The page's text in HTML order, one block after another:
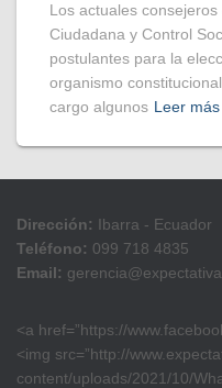
Los actuales
Ciudadana y Control
postulantes para la
organismo
cargo algunos Leer más
Dirección: Ibarra - Ecuador
Teléfono: 099 718 4835
Email:
<a href=”https://
<img src=”http://
content/uploads/2021/10/